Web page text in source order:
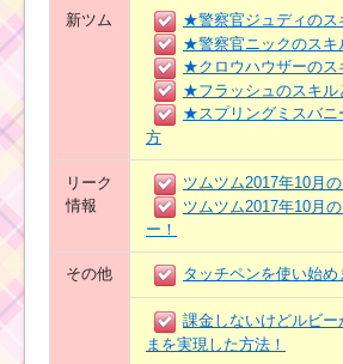
新ツム
★警察官ジュディのス
★警察官ニックのスキ
★クロウハウザーのス
★フラッシュのスキル
★スプリングミスバニ
方
リーク
情報
ツムツム2017年10月
ツムツム2017年10月
ー！
その他 タッチペンを使い始め
課金しないけどルビー
まを実現した方法！